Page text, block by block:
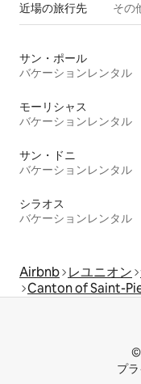
近場の旅行先 その
サン・ポール
バケーションレンタル
モーリシャス
バケーションレンタル
サン・ドニ
バケーションレンタル
シラオス
バケーションレンタル
Airbnb レユニオン
Canton of Saint-
©
プ